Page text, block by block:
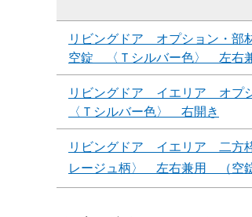
リビングドア オプション・
空錠 〈Ｔシルバー色〉 左右
リビングドア イエリア オプ
〈Ｔシルバー色〉 右開き
リビングドア イエリア 二
レージュ柄〉 左右兼用 （空